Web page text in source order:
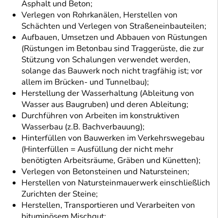
Asphalt und Beton;
Verlegen von Rohrkanälen, Herstellen von
Schächten und Verlegen von Straßeneinbauteilen;
Aufbauen, Umsetzen und Abbauen von Rüstungen
(Rüstungen im Betonbau sind Traggerüste, die zur
Stützung von Schalungen verwendet werden,
solange das Bauwerk noch nicht tragfähig ist; vor
allem im Brücken- und Tunnelbau);
Herstellung der Wasserhaltung (Ableitung von
Wasser aus Baugruben) und deren Ableitung;
Durchführen von Arbeiten im konstruktiven
Wasserbau (z.B. Bachverbauung);
Hinterfüllen von Bauwerken im Verkehrswegebau
(Hinterfüllen = Ausfüllung der nicht mehr
benötigten Arbeitsräume, Gräben und Künetten);
Verlegen von Betonsteinen und Natursteinen;
Herstellen von Natursteinmauerwerk einschließlich
Zurichten der Steine;
Herstellen, Transportieren und Verarbeiten von